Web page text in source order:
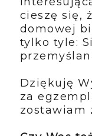
cieszę się,
domowej
tylko tyle:
Dziękuję
za
zostawiam